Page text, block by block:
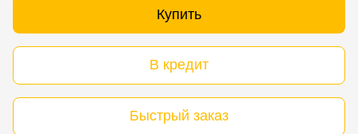
Купить
В кредит
Быстрый заказ